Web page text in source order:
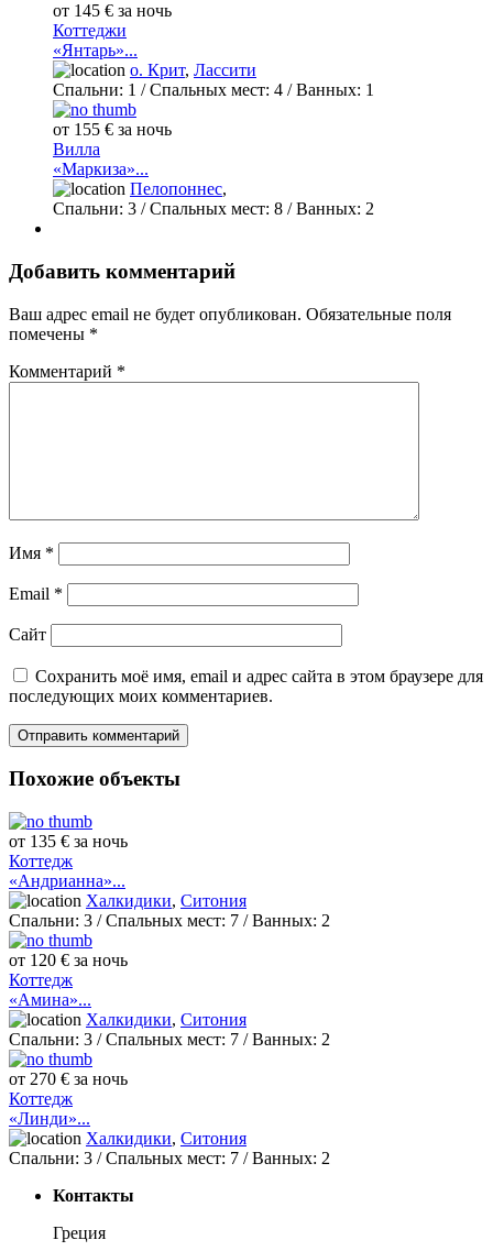
от 145 € за ночь
Коттеджи
«Янтарь»...
о. Крит, Лассити
Спальни: 1 / Спальных мест: 4 /Ванных: 1
от 155 € за ночь
Вилла
«Маркиза»...
Пелопоннес,
Спальни: 3 / Спальных мест: 8 /Ванных: 2
Добавить комментарий
Ваш адрес email не будет опубликован. Обязательные поля
помечены *
Комментарий *
Имя *
Email *
Сайт
Сохранить моё имя, email и адрес сайта в этом браузере для
последующих моих комментариев.
Похожие объекты
от 135 € за ночь
Коттедж
«Андрианна»...
Халкидики, Ситония
Спальни: 3 / Спальных мест: 7 /Ванных: 2
от 120 € за ночь
Коттедж
«Амина»...
Халкидики, Ситония
Спальни: 3 / Спальных мест: 7 /Ванных: 2
от 270 € за ночь
Коттедж
«Линди»...
Халкидики, Ситония
Спальни: 3 / Спальных мест: 7 /Ванных: 2
Контакты
Греция